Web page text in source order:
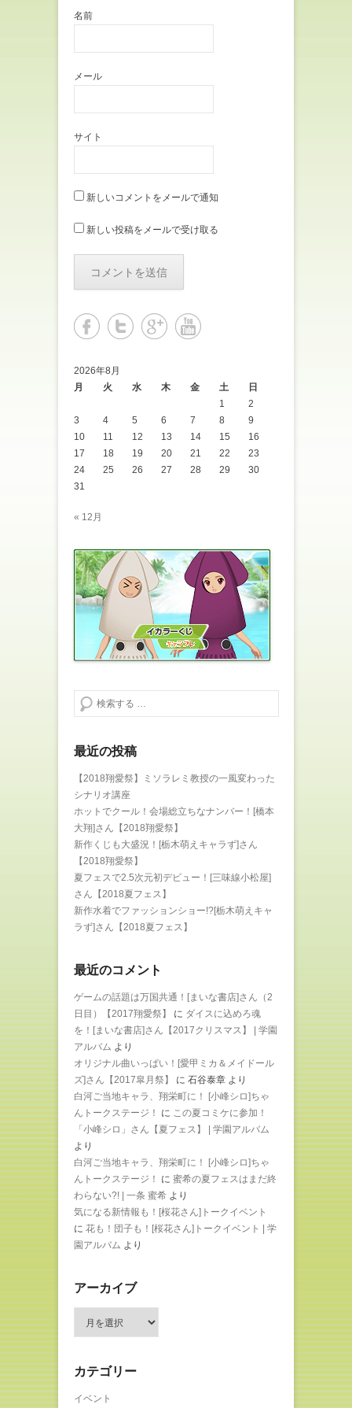
名前
メール
サイト
新しいコメントをメールで通知
新しい投稿をメールで受け取る
2026年8月
月
火 水 木 金 土
日
1
2
3
4 5 6 7 8
9
10
11 12 13 14 15
16
17
18 19 20 21 22
23
24
25 26 27 28 29
30
31
« 12月
検索する
最近の投稿
【2018翔愛祭】ミソラレミ教授の一風変わった
シナリオ講座
ホットでクール！会場総立ちなナンバー！[橋本
大翔]さん【2018翔愛祭】
新作くじも大盛況！[栃木萌えキャラず]さん
【2018翔愛祭】
夏フェスで2.5次元初デビュー！[三味線小松屋]
さん【2018夏フェス】
新作水着でファッションショー!?[栃木萌えキャ
ラず]さん【2018夏フェス】
最近のコメント
ゲームの話題は万国共通！[まいな書店]さん（2
日目）【2017翔愛祭】
に ダイスに込めろ魂
を！[まいな書店]さん【2017クリスマス】 | 学園
アルバム より
オリジナル曲いっぱい！[愛甲ミカ＆メイドール
ズ]さん【2017皐月祭】
に 石谷泰章 より
白河ご当地キャラ、翔栄町に！ [小峰シロ]ちゃ
んトークステージ！
に この夏コミケに参加！
「小峰シロ」さん【夏フェス】 | 学園アルバム
より
白河ご当地キャラ、翔栄町に！ [小峰シロ]ちゃ
んトークステージ！
に 蜜希の夏フェスはまだ終
わらない?! | 一条 蜜希 より
気になる新情報も！[桜花さん]トークイベント
に 花も！団子も！[桜花さん]トークイベント | 学
園アルバム より
アーカイブ
イ
ブ
カテゴリー
イベント